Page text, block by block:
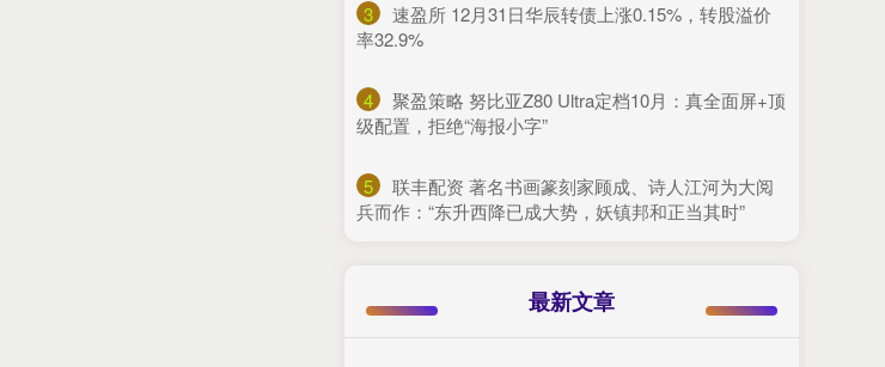
3
​速盈所 12月31日华辰转债上涨0.15%，转股溢价
率32.9%
4
​聚盈策略 努比亚Z80 Ultra定档10月：真全面屏+顶
级配置，拒绝“海报小字”
5
​联丰配资 著名书画篆刻家顾成、诗人江河为大阅
兵而作：“东升西降已成大势，妖镇邦和正当其时”
最新文章